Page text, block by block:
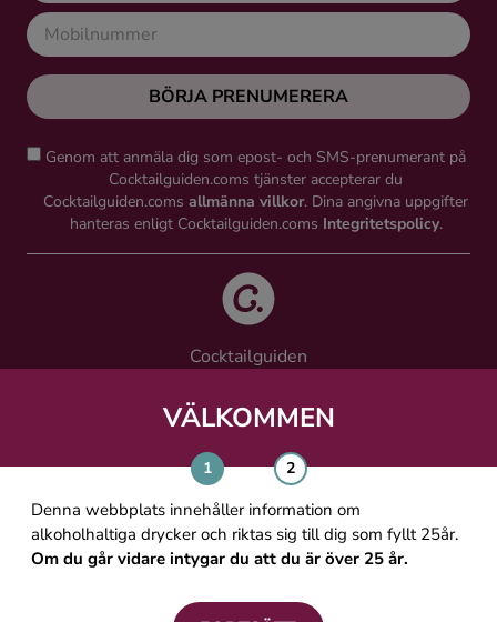
VÄLKOMMEN
Denna webbplats innehåller information om
alkoholhaltiga drycker och riktas sig till dig som fyllt 25år.
Om du går vidare intygar du att du är över 25 år.
BÖRJA PRENUMERERA
Genom att anmäla dig som epost- och SMS-prenumerant på
Cocktailguiden.coms tjänster accepterar du
Cocktailguiden.coms allmänna villkor. Dina angivna uppgifter
hanteras enligt Cocktailguiden.coms Integritetspolicy.
Cocktailguiden
Västra Järnvägsgatan 21, 111 64 Stockholm
info@cocktailguiden.com
ALLMÄNNA VILLKOR